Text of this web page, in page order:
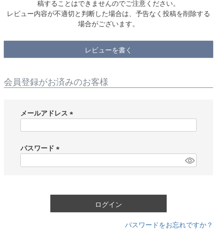
稿することはできませんのでご注意ください。
レビュー内容が不適切と判断した場合は、予告なく投稿を削除する
場合がございます。
レビューを書く
会員登録がお済みのお客様
メールアドレス
)
パスワード
ログイン
パスワードをお忘れですか？